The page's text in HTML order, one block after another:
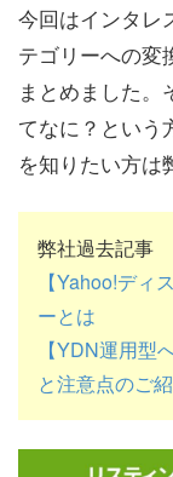
今回はインタレ
テゴリーへの変
まとめました。
てなに？という
を知りたい方は
弊社過去記事
【Yahoo!ディ
ーとは
【YDN運用型
と注意点のご